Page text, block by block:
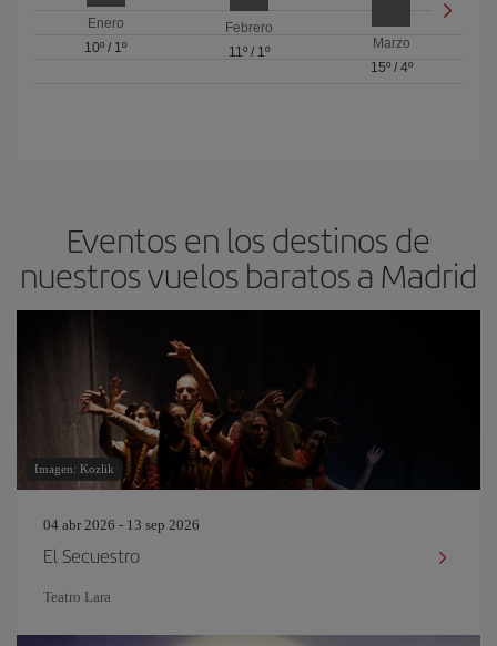
Enero
10º / 1º
Febrero
11º/ 1º
Marzo
15º/ 4º
Eventos en los destinos de
nuestros vuelos baratos a Madrid
Imagen: Kozlik
04 abr 2026 - 13 sep 2026
El Secuestro
Teatro Lara